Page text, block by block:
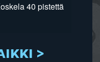
40 pistettä
>